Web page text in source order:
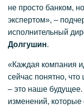
не просто банком,
экспертом», –
исполнительный
Долгушин.
«Каждая компания
сейчас понятно,
– это наше
изменений, которые